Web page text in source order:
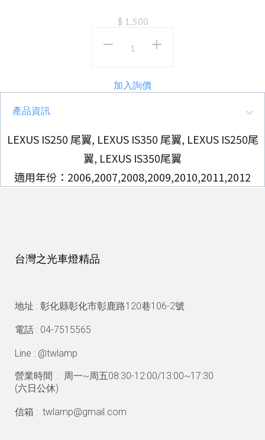
$ 1,500
加入詢價
產品資訊
LEXUS IS250 尾翼, LEXUS IS350 尾翼, LEXUS IS250尾
翼, LEXUS IS350尾翼
適用年份：2006,2007,2008,2009,2010,2011,2012
台灣之光車燈精品
地址 : 彰化縣彰化市彰鹿路120巷106-2號
電話 : 04-7515565
Line : @twlamp
營業時間 : 周一~周五08:30-12:00/13:00~17:30
(六日公休)
信箱 : twlamp@gmail.com